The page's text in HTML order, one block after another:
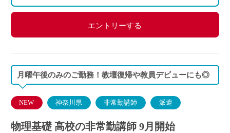
エントリーする
月曜午後のみのご勤務！教壇復帰や教員デビューにも◎
NEW 神奈川県 非常勤講師 派遣
物理基礎 高校の非常勤講師 9月開始